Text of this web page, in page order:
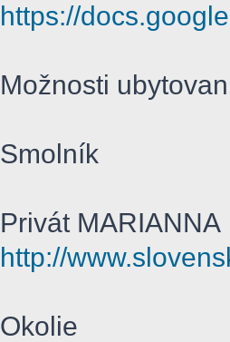
https://
Možnosti
Smolník
Privát MARIANNA
http://
Okolie